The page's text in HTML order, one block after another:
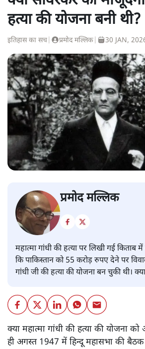
हत्या की योजना बनी थी?
इतिहास का सच प्रमोद मल्लिक 30 JAN,
प्रमोद मल्लिक
महात्मा गांधी की हत्या पर लिखी गई किताब
कि पाकिस्तान को 55 करोड़ रुपए देने पर
गांधी जी की हत्या की योजना बन चुकी थी।
क्या महात्मा गांधी की हत्या की योजना
ही अगस्त 1947 में हिन्दू महासभा की बैठक